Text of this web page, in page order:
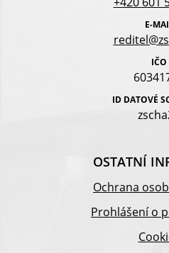
E-
IČO
ID DATOVÉ
OSTATNÍ
Ochrana
Prohlášení o